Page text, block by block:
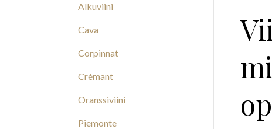
Alkuviini
Cava
Corpinnat
Crémant
Oranssiviini
Piemonte